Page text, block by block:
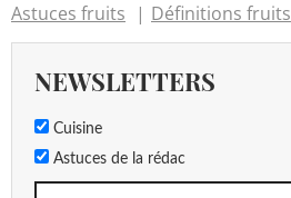
Astuces fruits
Définitions fruits
NEWSLETTERS
Cuisine
Astuces de la rédac